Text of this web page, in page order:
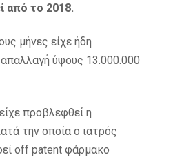
από το 2018.
μήνες είχε ήδη
απαλλαγή ύψους 13.000.000
προβλεφθεί η
την οποία ο ιατρός
off patent φάρμακο